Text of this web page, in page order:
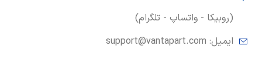
(روبیکا - واتساپ - تلگرام)
ایمیل: support@vantapart.com